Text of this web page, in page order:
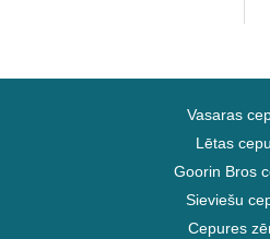
Vasaras
Lētas
Goorin Bros
Sieviešu
Cepures